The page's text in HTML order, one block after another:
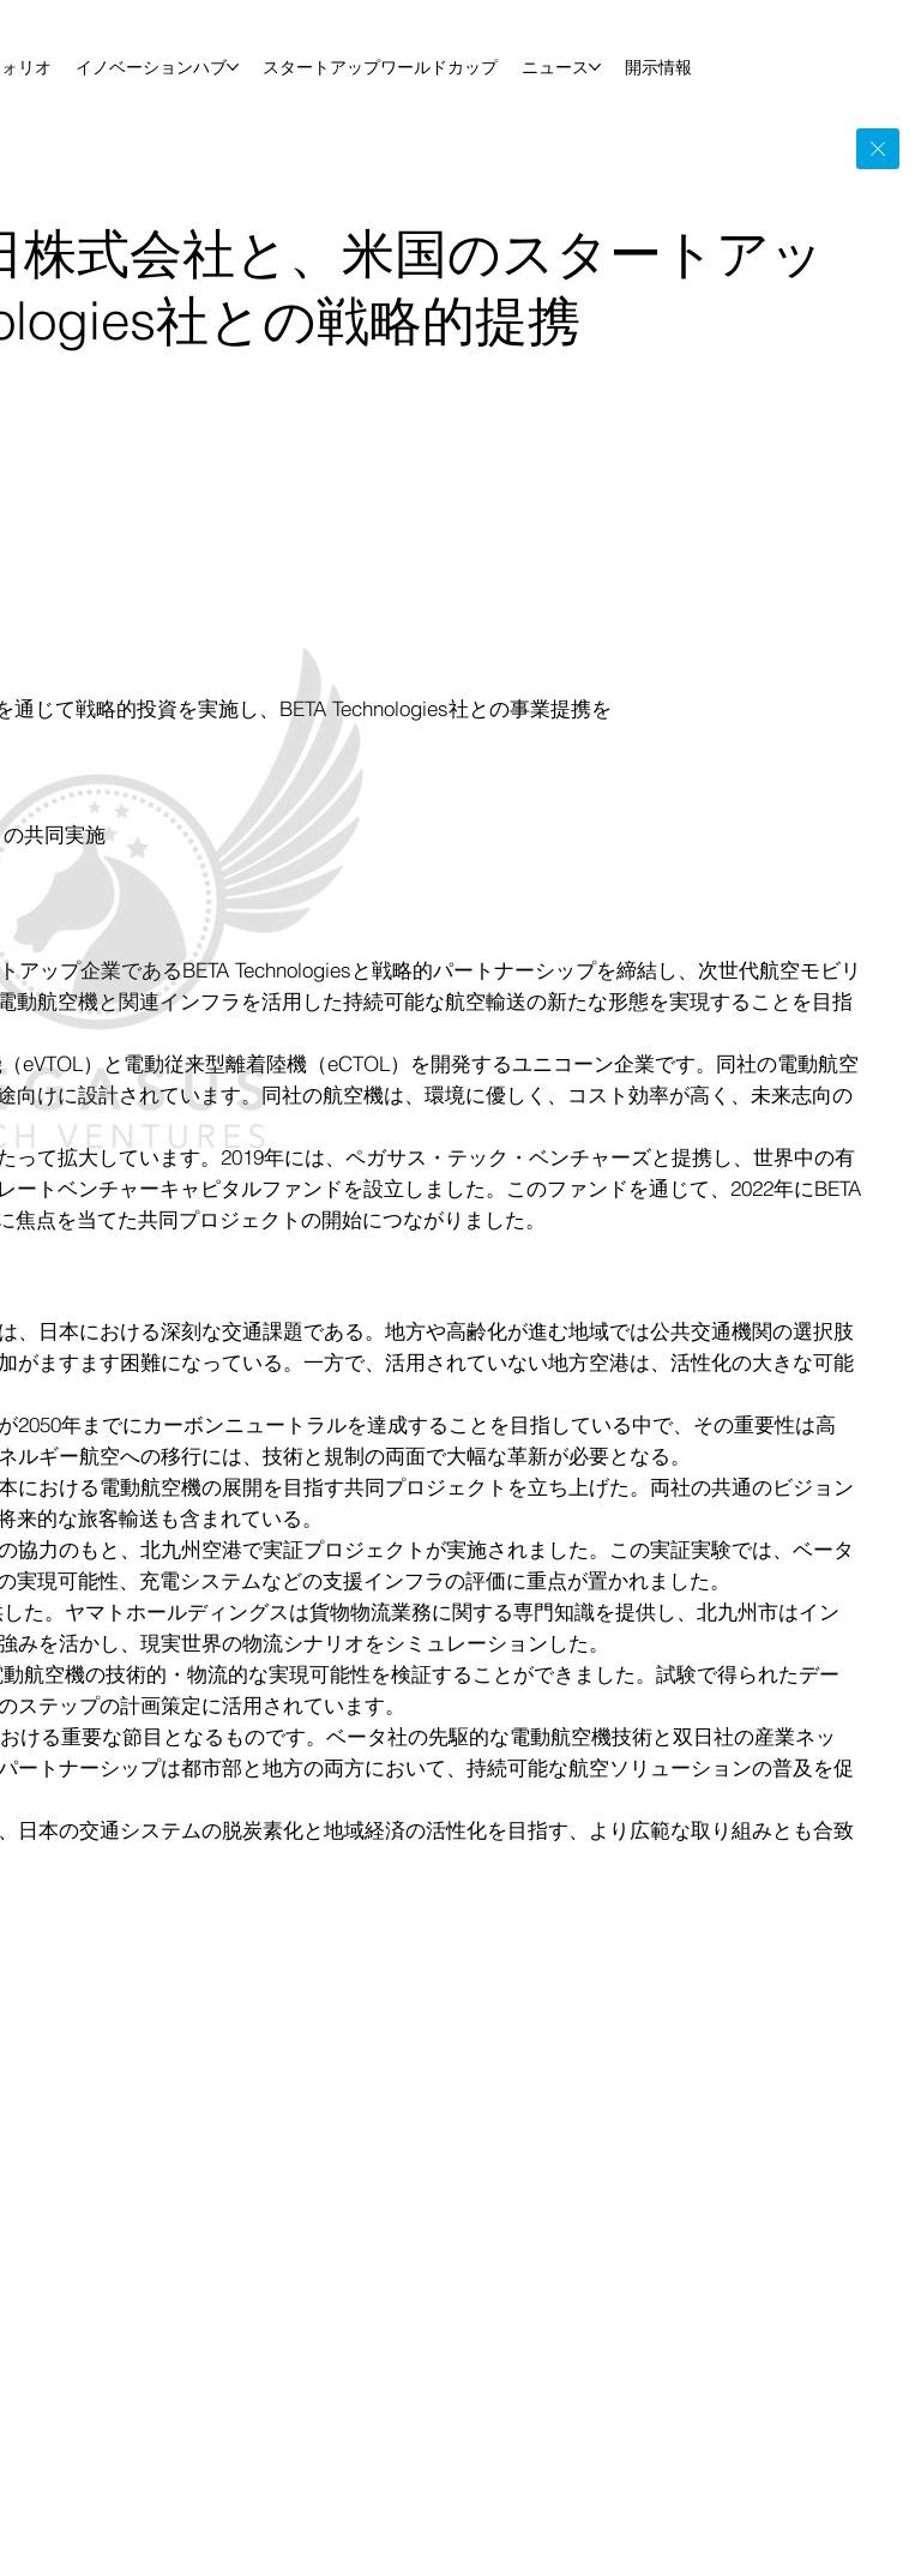
リオ イノベーションハブ スタートアップワールドカップ ニュース 開示情報
式会社と、米国のスタートアッ
社との戦略的提携
じて戦略的投資を実施し、BETA Technologies社との事業提携を
共同実施
ップ企業であるBETA Technologiesと戦略的パートナーシップを締結し、次世代航空モビリ
航空機と関連インフラを活用した持続可能な航空輸送の新たな形態を実現することを目指
eVTOL）と電動従来型離着陸機（eCTOL）を開発するユニコーン企業です。同社の電動航空
けに設計されています。同社の航空機は、環境に優しく、コスト効率が高く、未来志向の
て拡大しています。2019年には、ペガサス・テック・ベンチャーズと提携し、世界中の有
トベンチャーキャピタルファンドを設立しました。このファンドを通じて、2022年にBETA
点を当てた共同プロジェクトの開始につながりました。
日本における深刻な交通課題である。地方や高齢化が進む地域では公共交通機関の選択肢
ますます困難になっている。一方で、活用されていない地方空港は、活性化の大きな可能
年までにカーボンニュートラルを達成することを目指している中で、その重要性は高
ギー航空への移行には、技術と規制の両面で大幅な革新が必要となる。
おける電動航空機の展開を目指す共同プロジェクトを立ち上げた。両社の共通のビジョン
的な旅客輸送も含まれている。
力のもと、北九州空港で実証プロジェクトが実施されました。この実証実験では、ベータ
現可能性、充電システムなどの支援インフラの評価に重点が置かれました。
た。ヤマトホールディングスは貨物物流業務に関する専門知識を提供し、北九州市はイン
を活かし、現実世界の物流シナリオをシミュレーションした。
航空機の技術的・物流的な実現可能性を検証することができました。試験で得られたデー
テップの計画策定に活用されています。
ける重要な節目となるものです。ベータ社の先駆的な電動航空機技術と双日社の産業ネッ
ートナーシップは都市部と地方の両方において、持続可能な航空ソリューションの普及を促
本の交通システムの脱炭素化と地域経済の活性化を目指す、より広範な取り組みとも合致